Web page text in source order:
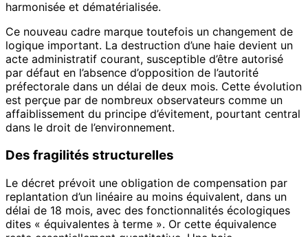
harmonisée et dématérialisée.
Ce nouveau cadre marque toutefois un changement de
logique important. La destruction d’une haie devient un
acte administratif courant, susceptible d’être autorisé
par défaut en l’absence d’opposition de l’autorité
préfectorale dans un délai de deux mois. Cette évolution
est perçue par de nombreux observateurs comme un
affaiblissement du principe d’évitement, pourtant central
dans le droit de l’environnement.
Des fragilités structurelles
Le décret prévoit une obligation de compensation par
replantation d’un linéaire au moins équivalent, dans un
délai de 18 mois, avec des fonctionnalités écologiques
dites « équivalentes à terme ». Or cette équivalence